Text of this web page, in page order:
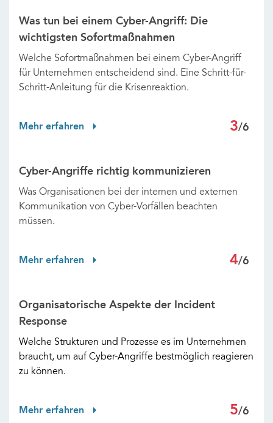
Was tun bei einem Cyber-Angriff: Die
wichtigsten Sofortmaßnahmen
3/6
Welche Sofortmaßnahmen bei einem Cyber-Angriff
für Unternehmen entscheidend sind. Eine Schritt-für-
Schritt-Anleitung für die Krisenreaktion.
Mehr erfahren
Cyber-Angriffe richtig kommunizieren
4/6
Was Organisationen bei der internen und externen
Kommunikation von Cyber-Vorfällen beachten
müssen.
Mehr erfahren
Organisatorische Aspekte der Incident
Response
5/6
Welche Strukturen und Prozesse es im Unternehmen
braucht, um auf Cyber-Angriffe bestmöglich reagieren
zu können.
Mehr erfahren